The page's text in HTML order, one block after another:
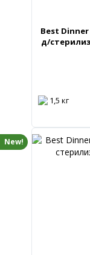
Best
д/
1,5 кг
New!